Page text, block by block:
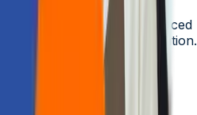
TOSCA and NeoLoad
and pursuing advanced
more resilient QA automation.